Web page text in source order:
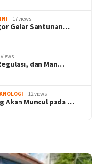
17 views
Gelar Santunan…
views
dan Man…
12 views
Akan Muncul pada …